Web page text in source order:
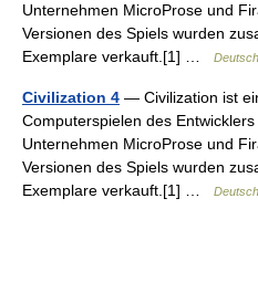
Unternehmen MicroProse und
Versionen des Spiels wurden
Exemplare verkauft.[1] …
Civilization 4 — Civilization ist
Computerspielen des
Unternehmen MicroProse und
Versionen des Spiels wurden
Exemplare verkauft.[1] …